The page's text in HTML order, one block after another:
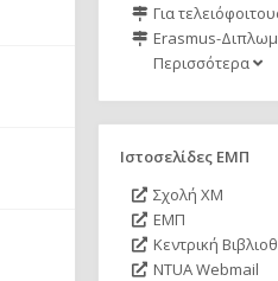
Για
Erasmus-
Περισσότερα
Ιστοσελίδες ΕΜΠ
Σχολή ΧΜ
ΕΜΠ
Κεντρική
NTUA Webmail